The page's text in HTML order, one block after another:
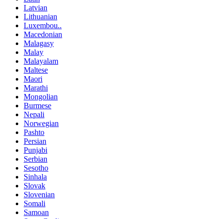
Latvian
Lithuanian
Luxembou..
Macedonian
Malagasy
Malay
Malayalam
Maltese
Maori
Marathi
Mongolian
Burmese
Nepali
Norwegian
Pashto
Persian
Punjabi
Serbian
Sesotho
Sinhala
Slovak
Slovenian
Somali
Samoan